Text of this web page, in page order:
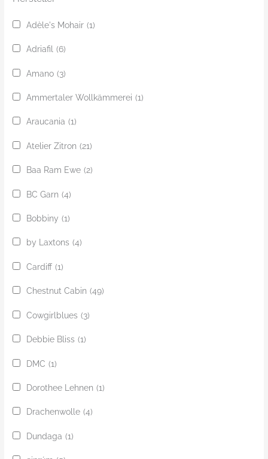
Adèle's Mohair (1)
Adriafil (6)
Amano (3)
Ammertaler Wollkämmerei (1)
Araucania (1)
Atelier Zitron (21)
Baa Ram Ewe (2)
BC Garn (4)
Bobbiny (1)
by Laxtons (4)
Cardiff (1)
Chestnut Cabin (49)
Cowgirlblues (3)
Debbie Bliss (1)
DMC (1)
Dorothee Lehnen (1)
Drachenwolle (4)
Dundaga (1)